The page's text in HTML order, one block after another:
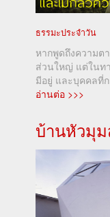
ธรรมะประจำวัน
หากพูดถึงความต
ส่วนใหญ่ แต่ในท
มีอยู่ และบุคคลที่
อ่านต่อ >>>
บ้านหัวมุ